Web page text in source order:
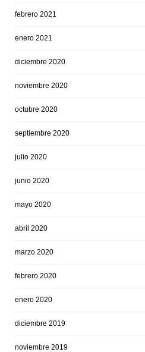
febrero 2021
enero 2021
diciembre 2020
noviembre 2020
octubre 2020
septiembre 2020
julio 2020
junio 2020
mayo 2020
abril 2020
marzo 2020
febrero 2020
enero 2020
diciembre 2019
noviembre 2019